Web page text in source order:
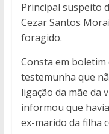
Principal suspeito
Cezar Santos
foragido.
Consta em boletim
testemunha que
ligação da mãe da
informou que
ex-marido da filha